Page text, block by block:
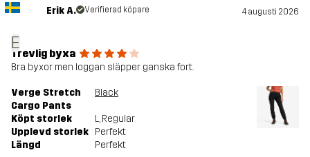
E
Erik A. Verifierad köpare 4 augusti 2026
Trevlig byxa
Bra byxor men loggan släpper ganska fort.
Verge Stretch
Cargo Pants
Black
Köpt storlek L, Regular
Upplevd storlek Perfekt
Längd
Perfekt